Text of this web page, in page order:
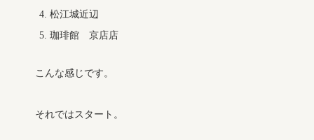
松江城近辺
珈琲館 京店店
こんな感じです。
それではスタート。